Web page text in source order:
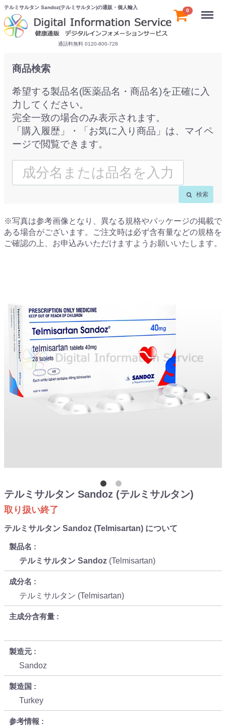
テルミサルタン Sandoz(テルミサルタン)の通販・個人輸入
通話料無料 0120-800-728
0 Menu
商品検索
希望する製品名(医薬品名・商品名)を正確に入
力してください。
完全一致の場合のみ表示されます。
「購入履歴」・「お気に入り商品」は、マイペ
ージで閲覧できます。
検索
※写真は参考画像となり、異なる規格やパッケージの掲載で
ある場合がございます。ご注文時は必ず含有量などの規格を
ご確認の上、お申込みいただけますようお願いいたします。
テルミサルタン Sandoz (テルミサルタン)
取り扱い終了
テルミサルタン Sandoz (Telmisartan) について
製品名
テルミサルタン Sandoz (Telmisartan)
成分名
テルミサルタン (Telmisartan)
主成分含有量
製造元
Sandoz
製造国
Turkey
参考情報